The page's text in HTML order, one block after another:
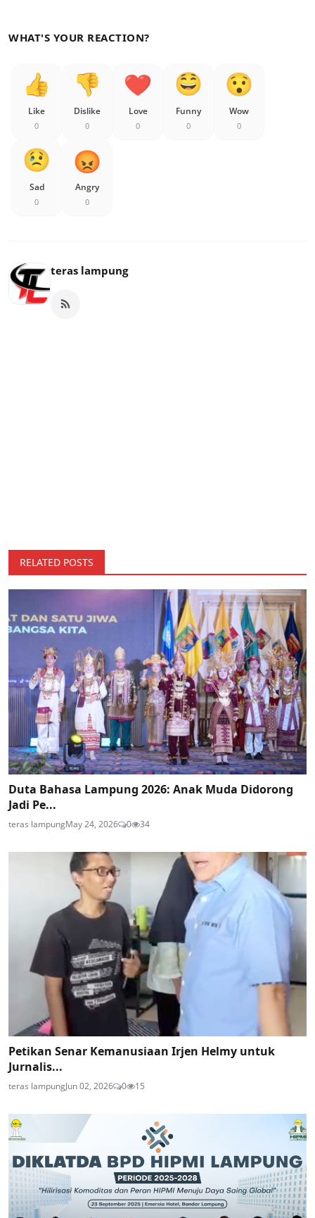
WHAT'S YOUR REACTION?
Like
0
Dislike
0
Love
0
Funny
0
Wow
0
Sad
0
Angry
0
teras lampung
RELATED POSTS
Duta Bahasa Lampung 2026: Anak Muda Didorong
Jadi Pe...
teras lampungMay 24, 2026 0 34
Petikan Senar Kemanusiaan Irjen Helmy untuk
Jurnalis...
teras lampungJun 02, 2026 0 15